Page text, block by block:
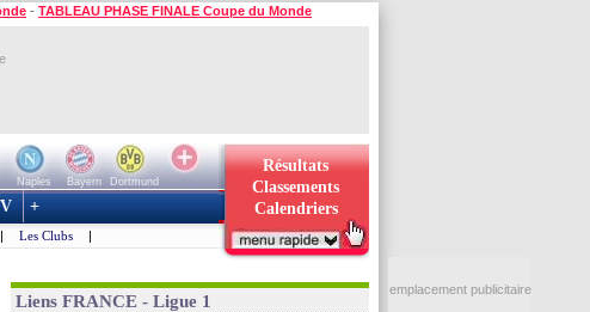
- TABLEAU PHASE FINALE Coupe du Monde
Naples Bayern
Dortmund
Résultats
Classements
Calendriers
+
| Les Clubs |
Liens FRANCE - Ligue 1
emplacement publicitaire